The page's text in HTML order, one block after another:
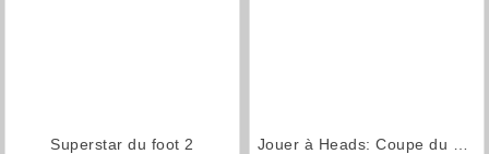
Superstar du foot 2